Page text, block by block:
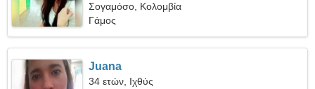
Σογαμόσο, Κολομβία
Γάμος
Juana
34 ετών, Ιχθύς